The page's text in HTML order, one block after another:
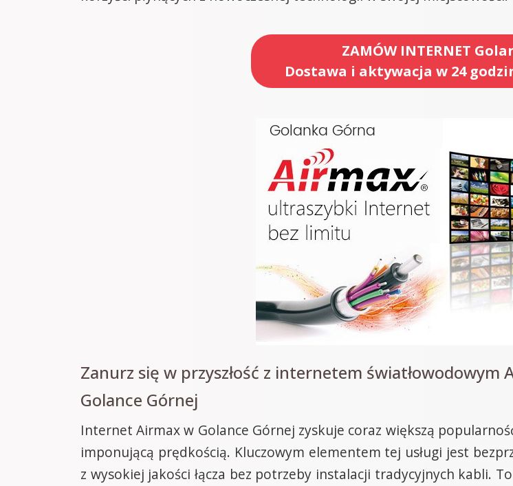
ZAMÓW INTERNET
Dostawa i aktywacja w 24
Zanurz się w przyszłość z internetem
Golance Górnej
Internet Airmax w Golance Górnej zyskuje coraz większą
imponującą prędkością. Kluczowym elementem tej usługi jest
z wysokiej jakości łącza bez potrzeby instalacji tradycyjnych kabli.